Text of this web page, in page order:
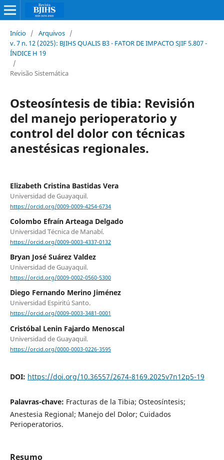
Início / Arquivos /
v. 7 n. 12 (2025): BJIHS QUALIS B3 - FATOR DE IMPACTO SJIF 5.807 -
ÍNDICE H 19
/
Revisão Sistemática
Osteosíntesis de tibia: Revisión
del manejo perioperatorio y
control del dolor con técnicas
anestésicas regionales.
Elizabeth Cristina Bastidas Vera
Universidad de Guayaquil.
https://orcid.org/0009-0009-4254-6734
Colombo Efraín Arteaga Delgado
Universidad Técnica de Manabí.
https://orcid.org/0009-0003-4337-0132
Bryan José Suárez Valdez
Universidad de Guayaquil.
https://orcid.org/0009-0002-0560-5300
Diego Fernando Merino Jiménez
Universidad Espiritú Santo.
https://orcid.org/0009-0003-3481-0001
Cristóbal Lenin Fajardo Menoscal
Universidad de Guayaquil.
https://orcid.org/0000-0003-0226-3595
DOI: https://doi.org/10.36557/2674-8169.2025v7n12p5-19
Palavras-chave: Fracturas de la Tibia; Osteosíntesis;
Anestesia Regional; Manejo del Dolor; Cuidados
Perioperatorios.
Resumo